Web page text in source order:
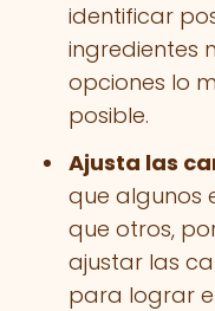
identificar
ingredientes
opciones lo
posible.
Ajusta las
que algunos
que otros,
ajustar las
para lograr